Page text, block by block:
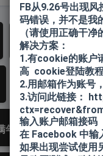
FB新账户
TK老白号
年千粉
FB从9.26号出现
码错误，并不是我
（请使用正确干
解决方案：
1.有cookie的账户
高 cookie登陆教
2.用邮箱作为账号
3.访问此链接：
输入账户邮箱接码
在 Facebook 中输
如果出现尝试使用